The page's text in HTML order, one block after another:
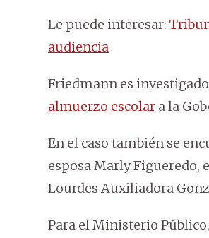
Le puede interesar:
audiencia
Friedmann es investigado
almuerzo escolar a la
En el caso también se
esposa Marly Figueredo,
Lourdes Auxiliadora
Para el Ministerio